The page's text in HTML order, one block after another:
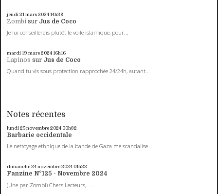
jeudi 21 mars 202414h38
Zombi sur Jus de Coco
Je lui conseillerais plutôt le voile islamique, pour...
mardi 19 mars 202416h16
Lapinos sur Jus de Coco
Quand tu vis sous protection rapprochée 24/24h, autant...
Notes récentes
lundi 25novembre 2024 00h32
Barbarie occidentale
Le nettoyage ethnique de la bande de Gaza me scandalise...
dimanche 24novembre 2024 01h23
Fanzine N°125 - Novembre 2024
(Une par Zombi) Chers Lecteurs, ...